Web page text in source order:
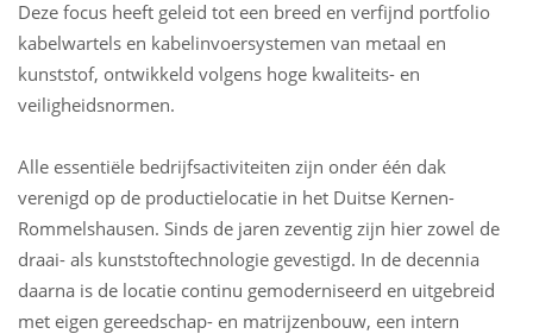
Deze focus heeft geleid tot een breed en verfijnd portfolio
kabelwartels en kabelinvoersystemen van metaal en
kunststof, ontwikkeld volgens hoge kwaliteits- en
veiligheidsnormen.
Alle essentiële bedrijfsactiviteiten zijn onder één dak
verenigd op de productielocatie in het Duitse Kernen-
Rommelshausen. Sinds de jaren zeventig zijn hier zowel de
draai- als kunststoftechnologie gevestigd. In de decennia
daarna is de locatie continu gemoderniseerd en uitgebreid
met eigen gereedschap- en matrijzenbouw, een intern